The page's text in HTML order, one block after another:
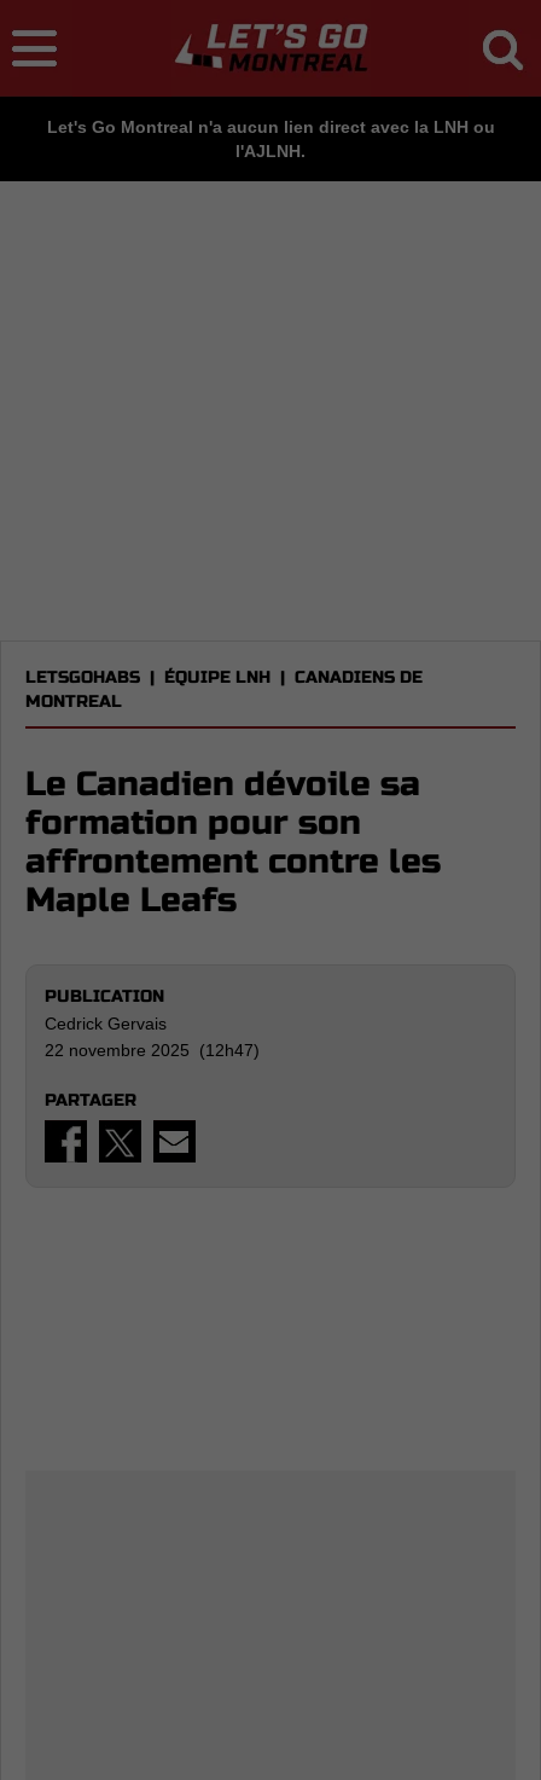
Let's Go Montreal n'a aucun lien direct avec la LNH ou
l'AJLNH.
LETSGOHABS | ÉQUIPE LNH | CANADIENS DE
MONTREAL
Le Canadien dévoile sa
formation pour son
affrontement contre les
Maple Leafs
PUBLICATION
Cedrick Gervais
22 novembre 2025 (12h47)
PARTAGER